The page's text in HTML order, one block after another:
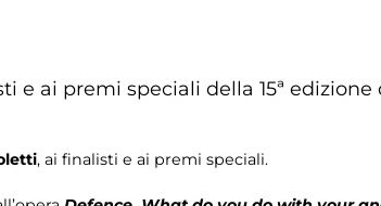
e ai premi speciali della 15ª
, ai finalisti e ai premi speciali.